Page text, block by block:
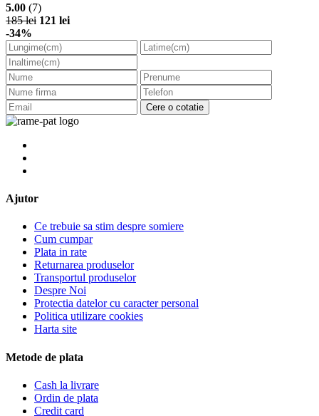
5.00 (7)
185 lei 121 lei
-34%
Cere o cotatie
Ajutor
Ce trebuie sa stim despre somiere
Cum cumpar
Plata in rate
Returnarea produselor
Transportul produselor
Despre Noi
Protectia datelor cu caracter personal
Politica utilizare cookies
Harta site
Metode de plata
Cash la livrare
Ordin de plata
Credit card